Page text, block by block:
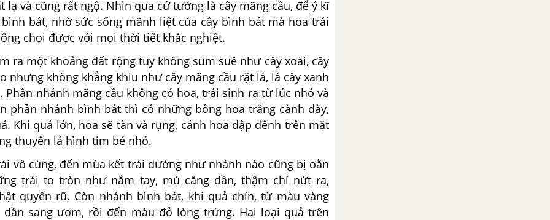
lạ và cũng rất ngộ. Nhìn qua cứ tưởng là cây mãng cầu, để ý kĩ
bát, nhờ sức sống mãnh liệt của cây bình bát mà hoa trái
chọi được với mọi thời tiết khắc nghiệt.
một khoảng đất rộng tuy không sum suê như cây xoài, cây
nhưng không khẳng khiu như cây mãng cầu rặt lá, lá cây xanh
Phần nhánh mãng cầu không có hoa, trái sinh ra từ lúc nhỏ và
phần nhánh bình bát thì có những bông hoa trắng cành dày,
Khi quả lớn, hoa sẽ tàn và rụng, cánh hoa dập dềnh trên mặt
thuyền lá hình tim bé nhỏ.
cùng, đến mùa kết trái dường như nhánh nào cũng bị oằn
trái to tròn như nắm tay, mú căng dần, thậm chí nứt ra,
quyến rũ. Còn nhánh bình bát, khi quả chín, từ màu vàng
dần sang ươm, rồi đến màu đỏ lòng trứng. Hai loại quả trên